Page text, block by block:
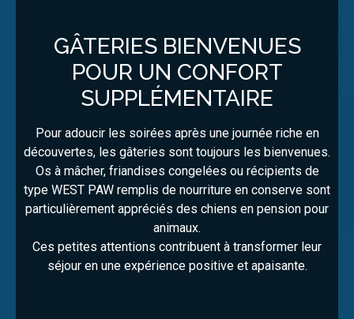
GÂTERIES BIENVENUES
POUR UN CONFORT
SUPPLÉMENTAIRE
Pour adoucir les soirées après une journée riche en
découvertes, les gâteries sont toujours les bienvenues.
Os à mâcher, friandises congelées ou récipients de
type WEST PAW remplis de nourriture en conserve sont
particulièrement appréciés des chiens en pension pour
animaux.
Ces petites attentions contribuent à transformer leur
séjour en une expérience positive et apaisante.